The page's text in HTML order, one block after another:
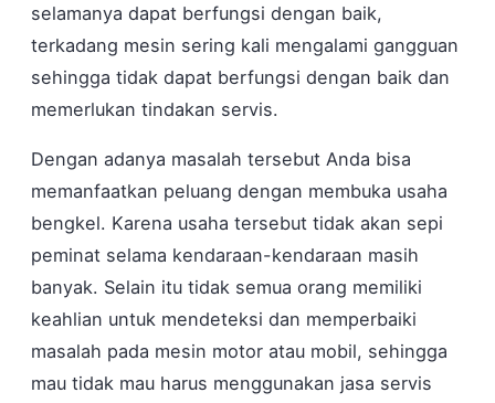
selamanya dapat berfungsi dengan baik,
terkadang mesin sering kali mengalami gangguan
sehingga tidak dapat berfungsi dengan baik dan
memerlukan tindakan servis.
Dengan adanya masalah tersebut Anda bisa
memanfaatkan peluang dengan membuka usaha
bengkel. Karena usaha tersebut tidak akan sepi
peminat selama kendaraan-kendaraan masih
banyak. Selain itu tidak semua orang memiliki
keahlian untuk mendeteksi dan memperbaiki
masalah pada mesin motor atau mobil, sehingga
mau tidak mau harus menggunakan jasa servis